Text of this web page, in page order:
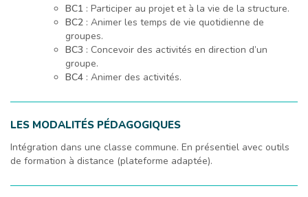
BC1 : Participer au projet et à la vie de la structure.
BC2 : Animer les temps de vie quotidienne de
groupes.
BC3 : Concevoir des activités en direction d’un
groupe.
BC4 : Animer des activités.
LES MODALITÉS PÉDAGOGIQUES
Intégration dans une classe commune. En présentiel avec outils
de formation à distance (plateforme adaptée).